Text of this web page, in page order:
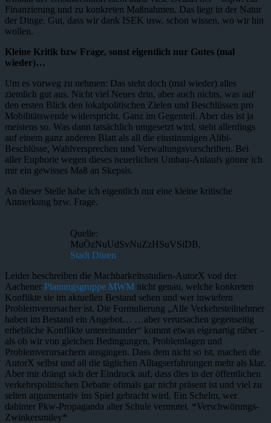
Finanzierung und zu konkreten Maßnahmen. Das liegt in der Natur
der Dinge. Gut, dass wir dank ISEK usw. schon wissen, wo wir hin
wollen.
Kleine Kritik bzw Frage, sonst eigentlich nur Gutes (mal
wieder)…
Um es vorweg zu nehmen: Das sieht doch (mal wieder) alles
ziemlich gut aus. Nicht viel Neues drin, aber auch nichts, was auf
den ersten Blick den lokalpolitischen Zielen und Beschlüssen pro
Mobilitätswende widerspricht. Ganz im Gegenteil. Aber das ist ja
meistens so. Was dann tatsächlich umgesetzt wird, steht allerdings
auf einem ganz anderen Blatt als all die einstimmigen Alibi-
Beschlüsse, Wahlversprechen und Verwaltungsvorschriften. Bei
aller Euphorie wegen dieses neuerlichen Umbau-Anlaufs gönne ich
mir ein gewisses Maß an Skepsis.
An dieser Stelle habe ich eigentlich nur eine kleine kritische
Anmerkung bzw. Frage.
Quelle:
MuÖzNuUdSvNuZzHSuVSiDB,
Stadt Düren
Leider beschreiben die Machbarkeitsstudien-AutorX vod der
Aachener Planungsgruppe MWM nicht genau, welche konkreten
Konflikte sie im aktuellen Bestand sehen und wer inwiefern
Problemverursacher ist. Die Formulierung „Alle Verkehrsteilnehmer
haben im Bestand ein Angebot… …aber verursachen gegenseitig
erhebliche Konflikte untereinander“ kommt etwas eigenartig rüber –
als ob wir von gleichen Bedingungen, Problemlagen und
Problemverursachern ausgingen. Dass dem nicht so ist, machen die
AutorX selbst und all die täglichen Alltagserfahrungen mehr als klar.
Aber mir drängt sich der Eindruck auf, dass dies in der öffentlichen
verkehrspolitischen Debatte oftmals gar nicht präsent ist und viel zu
selten argumentativ ins Spiel gebracht wird. Ein Schelm, wer
dahinter Pkw-Propaganda alter Schule vermutet. *Verschwörungs-
Zwinkersmiley*